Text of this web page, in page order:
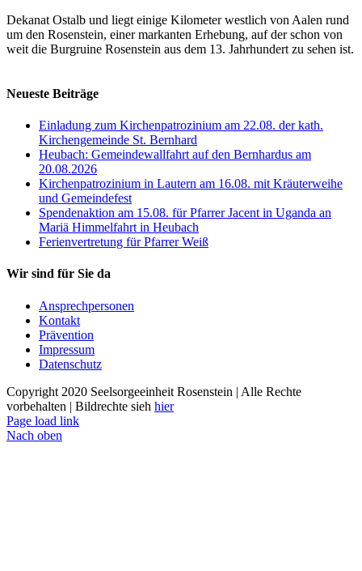
Dekanat Ostalb und liegt einige Kilometer westlich von Aalen rund
um den Rosenstein, einer markanten Erhebung, auf der schon von
weit die Burgruine Rosenstein aus dem 13. Jahrhundert zu sehen ist.
Neueste Beiträge
Einladung zum Kirchenpatrozinium am 22.08. der kath.
Kirchengemeinde St. Bernhard
Heubach: Gemeindewallfahrt auf den Bernhardus am
20.08.2026
Kirchenpatrozinium in Lautern am 16.08. mit Kräuterweihe
und Gemeindefest
Spendenaktion am 15.08. für Pfarrer Jacent in Uganda an
Mariä Himmelfahrt in Heubach
Ferienvertretung für Pfarrer Weiß
Wir sind für Sie da
Ansprechpersonen
Kontakt
Prävention
Impressum
Datenschutz
Copyright 2020 Seelsorgeeinheit Rosenstein | Alle Rechte
vorbehalten | Bildrechte sieh hier
Page load link
Nach oben